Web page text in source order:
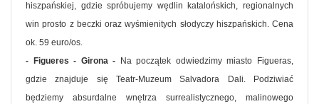
hiszpańskiej, gdzie spróbujemy wędlin katalońskich, regionalnych
win prosto z beczki oraz wyśmienitych słodyczy hiszpańskich. Cena
ok. 59 euro/os.
- Figueres - Girona -
Na początek odwiedzimy miasto Figueras,
gdzie znajduje się Teatr-Muzeum Salvadora Dali. Podziwiać
będziemy absurdalne wnętrza surrealistycznego, malinowego